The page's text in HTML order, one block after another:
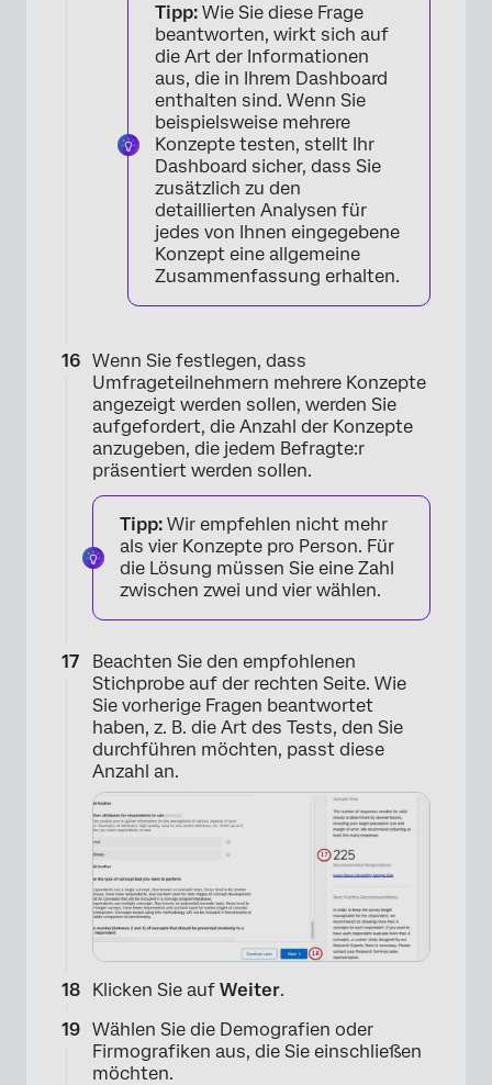
Tipp: Wie Sie diese Frage
beantworten, wirkt sich auf
die Art der Informationen
aus, die in Ihrem Dashboard
enthalten sind. Wenn Sie
beispielsweise mehrere
Konzepte testen, stellt Ihr
Dashboard sicher, dass Sie
zusätzlich zu den
detaillierten Analysen für
jedes von Ihnen eingegebene
Konzept eine allgemeine
Zusammenfassung erhalten.
Wenn Sie festlegen, dass
Umfrageteilnehmern mehrere Konzepte
angezeigt werden sollen, werden Sie
aufgefordert, die Anzahl der Konzepte
anzugeben, die jedem Befragte:r
präsentiert werden sollen.
Tipp: Wir empfehlen nicht mehr
als vier Konzepte pro Person. Für
die Lösung müssen Sie eine Zahl
zwischen zwei und vier wählen.
Beachten Sie den empfohlenen
Stichprobe auf der rechten Seite. Wie
Sie vorherige Fragen beantwortet
haben, z. B. die Art des Tests, den Sie
durchführen möchten, passt diese
Anzahl an.
Klicken Sie auf Weiter.
Wählen Sie die Demografien oder
Firmografiken aus, die Sie einschließen
möchten.